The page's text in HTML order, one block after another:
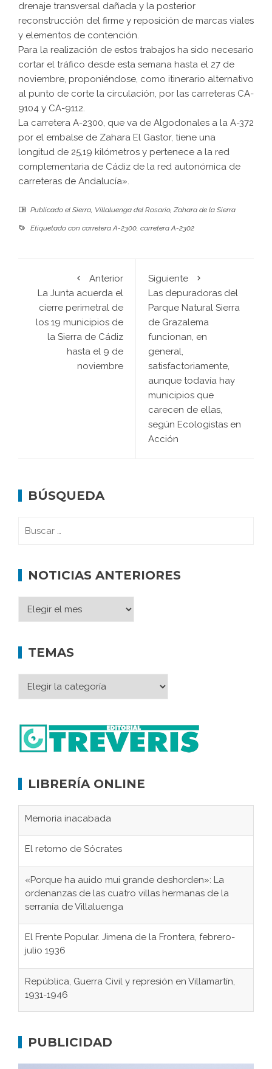
drenaje transversal dañada y la posterior
reconstrucción del firme y reposición de marcas viales
y elementos de contención.
Para la realización de estos trabajos ha sido necesario
cortar el tráfico desde esta semana hasta el 27 de
noviembre, proponiéndose, como itinerario alternativo
al punto de corte la circulación, por las carreteras CA-
9104 y CA-9112.
La carretera A-2300, que va de Algodonales a la A-372
por el embalse de Zahara El Gastor, tiene una
longitud de 25,19 kilómetros y pertenece a la red
complementaria de Cádiz de la red autonómica de
carreteras de Andalucía».
Publicado el Sierra, Villaluenga del Rosario,Zahara de la Sierra
Etiquetado con carretera A-2300, carretera A-2302
Anterior
La Junta acuerda el
cierre perimetral de
los 19 municipios de
la Sierra de Cádiz
hasta el 9 de
noviembre
Siguiente
Las depuradoras del
Parque Natural Sierra
de Grazalema
funcionan, en
general,
satisfactoriamente,
aunque todavía hay
municipios que
carecen de ellas,
según Ecologistas en
Acción
BÚSQUEDA
NOTICIAS ANTERIORES
TEMAS
LIBRERÍA ONLINE
Memoria inacabada
El retorno de Sócrates
«Porque ha auido mui grande deshorden»: La
ordenanzas de las cuatro villas hermanas de la
serranía de Villaluenga
El Frente Popular. Jimena de la Frontera, febrero-
julio 1936
República, Guerra Civil y represión en Villamartín,
1931-1946
concentración nazis
PUBLICIDAD